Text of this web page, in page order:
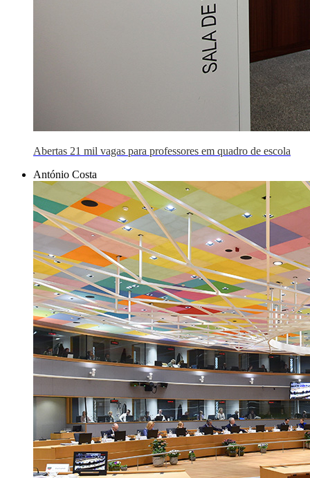
Abertas 21 mil vagas para professores em quadro de escola
António Costa